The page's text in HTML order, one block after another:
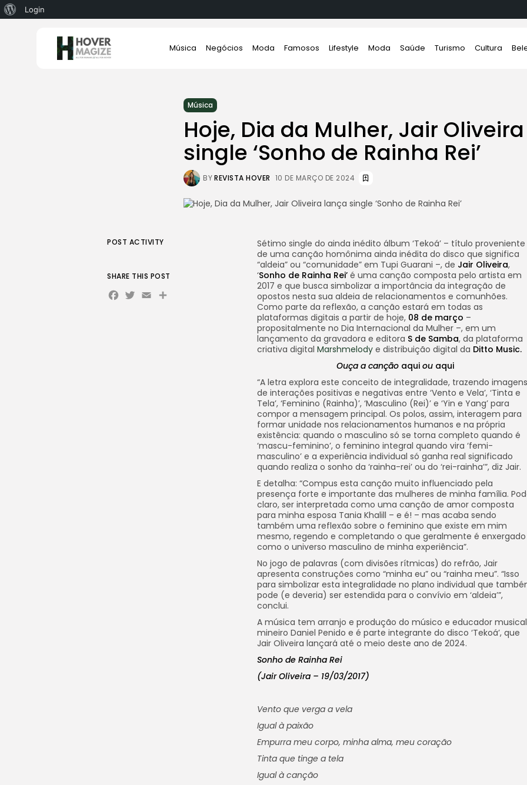
Sobre
Login
Música Negócios Moda Famosos Lifestyle Moda Saúde Turismo Cultura
Search
for:
Música
Hoje, Dia da Mulher, Jair
single ‘Sonho de Rainha Rei’
BYREVISTA HOVER 10 DE MARÇO DE 2024
Sétimo single do ainda inédito álbum ‘Tekoá’ – título proveniente
de uma canção homônima ainda inédita do disco que significa
“aldeia” ou “comunidade” em Tupi Guarani –, de Jair Oliveira,
‘Sonho de Rainha Rei’ é uma canção composta pelo artista em
2017 e que busca simbolizar a importância da integração de
opostos nesta sua aldeia de relacionamentos e comunhões.
Como parte da reflexão, a canção estará em todas as
plataformas digitais a partir de hoje, 08 de março –
propositalmente no Dia Internacional da Mulher –, em um
lançamento da gravadora e editora S de Samba, da plataforma
criativa digital Marshmelody e distribuição digital da Ditto Music.
Ouça a canção aqui ou aqui
“A letra explora este conceito de integralidade, trazendo imagens
de interações positivas e negativas entre ‘Vento e Vela’, ‘Tinta e
Tela’, ‘Feminino (Rainha)’, ‘Masculino (Rei)’ e ‘Yin e Yang’ para
compor a mensagem principal. Os polos, assim, interagem para
formar unidade nos relacionamentos humanos e na própria
existência: quando o masculino só se torna completo quando é
‘mascu-feminino’, o feminino integral quando vira ‘femi-
masculino’ e a experiência individual só ganha real significado
quando realiza o sonho da ‘rainha-rei’ ou do ‘rei-rainha’”, diz Jair.
E detalha: “Compus esta canção muito influenciado pela
presença forte e importante das mulheres de minha família.
claro, ser interpretada como uma canção de amor composta
para minha esposa Tania Khalill – e é! – mas acaba sendo
também uma reflexão sobre o feminino que existe em mim
mesmo, regendo e completando o que geralmente é enxergado
como o universo masculino de minha experiência”.
No jogo de palavras (com divisões rítmicas) do refrão, Jair
apresenta construções como “minha eu” ou “rainha meu”. “Isso
para simbolizar esta integralidade no plano individual que
pode (e deveria) ser estendida para o convívio em ‘aldeia’”,
conclui.
A música tem arranjo e produção do músico e educador musical
mineiro Daniel Penido e é parte integrante do disco ‘Tekoá’, que
Jair Oliveira lançará até o meio deste ano de 2024.
Sonho de Rainha Rei
(Jair Oliveira – 19/03/2017)
Vento que verga a vela
Igual à paixão
Empurra meu corpo, minha alma, meu coração
Tinta que tinge a tela
Igual à canção
POST ACTIVITY
SHARE THIS POST
Facebook
Twitter
EmailShare